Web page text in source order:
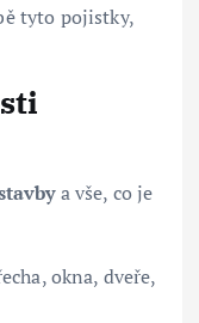
tyto pojistky,
a vše, co je
okna, dveře,